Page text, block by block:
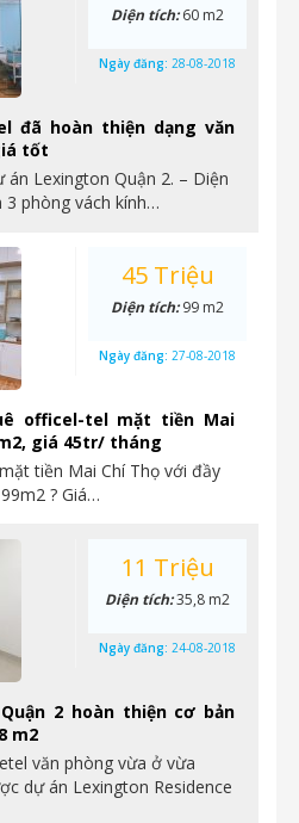
đã hoàn thiện dạng văn
tốt
Lexington Quận 2. – Diện
3 phòng vách kính…
Diện tích:60 m2
Ngày đăng: 28-08-2018
officel-tel mặt tiền Mai
giá 45tr/ tháng
tiền Mai Chí Thọ với đầy
? Giá…
45 Triệu
Diện tích:99 m2
Ngày đăng: 27-08-2018
2 hoàn thiện cơ bản
m2
văn phòng vừa ở vừa
dự án Lexington Residence
11 Triệu
Diện tích:35,8 m2
Ngày đăng: 24-08-2018